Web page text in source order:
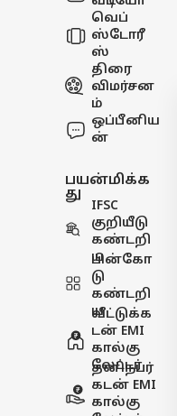
வெப்
ஸ்டோரீ
ஸ்
திரை
விமர்சன
ம்
ஒப்பீனிய
ன்
பயன்மிக்க
து
IFSC
குறியீடு
கண்டறி
ய
பின்கோ
டு
கண்டறி
ய
வீட்டுக்க
டன் EMI
கால்கு
லேட்டர்
தனிநபர்
கடன் EMI
கால்கு